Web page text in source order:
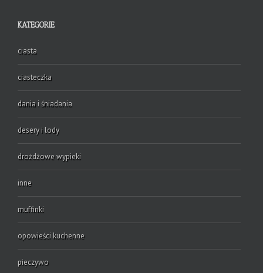
KATEGORIE
ciasta
ciasteczka
dania i śniadania
desery i lody
drożdżowe wypieki
inne
muffinki
opowieści kuchenne
pieczywo